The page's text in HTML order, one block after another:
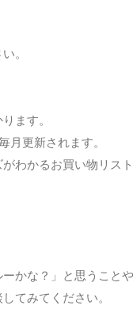
。
ます。
更新されます。
わかるお買い物リスト
かな？」と思うこと
てみてください。